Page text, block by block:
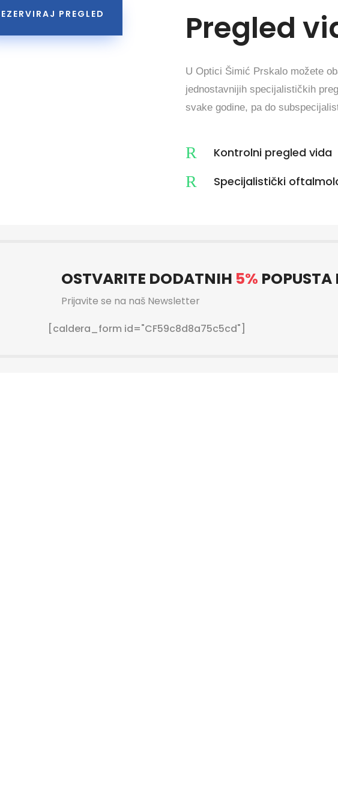
PREGLED Pregled
U Optici Šimić Prskalo možete
jednostavnijih specijalističkih
svake godine, pa do
R Kontrolni pregled vida
R Specijalistički
OSTVARITE DODATNIH 5%
Prijavite se na naš Newsletter
[caldera_form id="CF59c8d8a75c5cd"]